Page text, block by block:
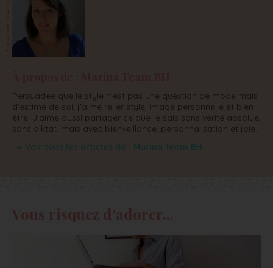
Persuadée que le style n'est pas une question de mode mais
d'estime de soi, j'aime relier style, image personnelle et bien-
être. J'aime aussi partager ce que je sais sans vérité absolue,
sans diktat, mais avec bienveillance, personnalisation et joie.
Voir tous les articles de : Marina Team BH